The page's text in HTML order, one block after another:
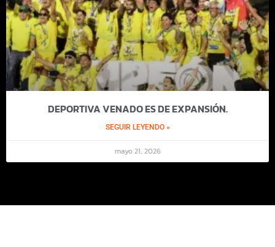
DEPORTIVA VENADO ES DE EXPANSIÓN.
SEGUIR LEYENDO »
mayo 21, 2026